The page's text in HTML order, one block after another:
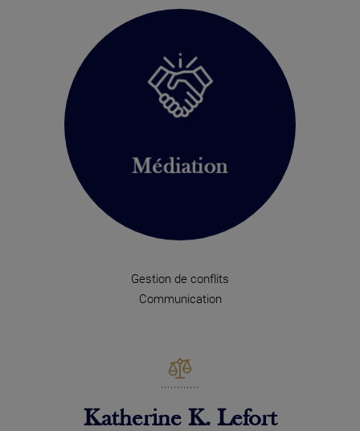
Gestion de conflits
Communication
Katherine K. Lefort